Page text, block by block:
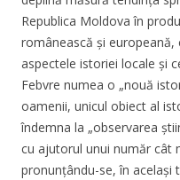
Republica Moldova în
românească și
aspectele istoriei locale și
Febvre numea o „nouă
oamenii, unicul obiect al
îndemna la „observarea
cu ajutorul unui număr cât
pronunțându-se, în același